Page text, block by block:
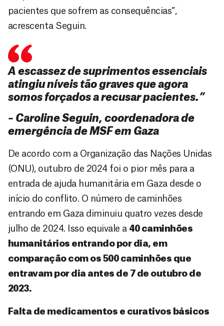
pacientes que sofrem as consequências”,
acrescenta Seguin.
A escassez de suprimentos essenciais
atingiu níveis tão graves que agora
somos forçados a recusar pacientes.”
– Caroline Seguin, coordenadora de
emergência de MSF em Gaza
De acordo com a Organização das Nações Unidas
(ONU), outubro de 2024 foi o pior mês para a
entrada de ajuda humanitária em Gaza desde o
início do conflito. O número de caminhões
entrando em Gaza diminuiu quatro vezes desde
julho de 2024. Isso equivale a 40 caminhões
humanitários entrando por dia, em
comparação com os 500 caminhões que
entravam por dia antes de 7 de outubro de
2023.
Falta de medicamentos e curativos básicos